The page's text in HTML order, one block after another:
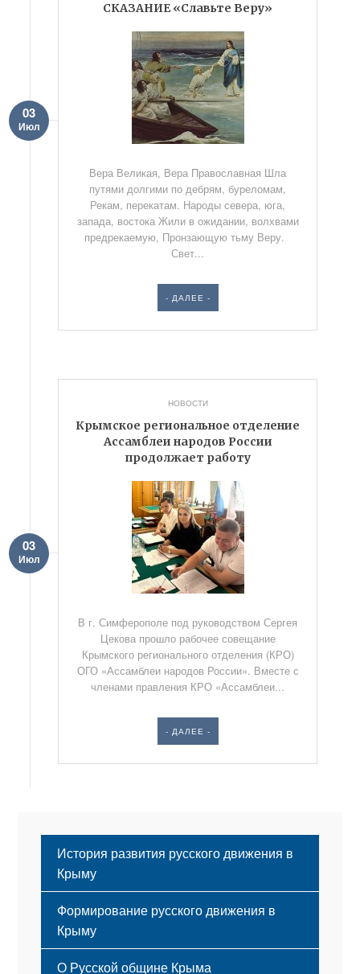
СКАЗАНИЕ «Славьте Веру»
03
Июл
Вера Великая, Вера Православная Шла
путями долгими по дебрям, буреломам,
Рекам, перекатам. Народы севера, юга,
запада, востока Жили в ожидании, волхвами
предрекаемую, Пронзающую тьму Веру.
Свет...
- ДАЛЕЕ -
НОВОСТИ
Крымское региональное отделение
Ассамблеи народов России
продолжает работу
03
Июл
В г. Симферополе под руководством Сергея
Цекова прошло рабочее совещание
Крымского регионального отделения (КРО)
ОГО «Ассамблеи народов России». Вместе с
членами правления КРО «Ассамблеи...
- ДАЛЕЕ -
История развития русского движения в
Крыму
Формирование русского движения в
Крыму
Русский Крым
О Русской общине Крыма